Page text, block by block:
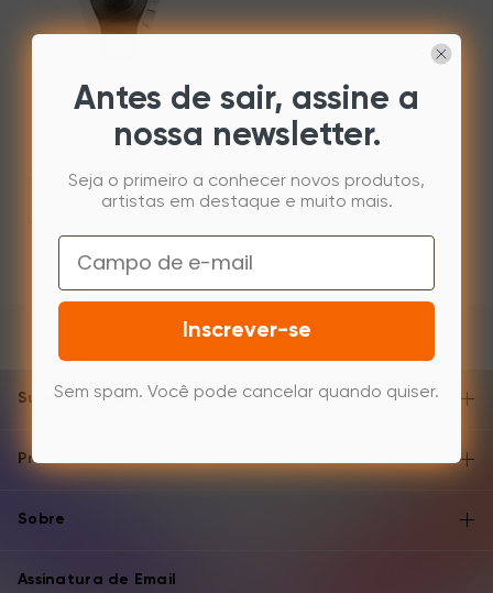
Pilot Pro Console de
Edição
Saber mais
Suporte e Ajuda
Produtos
Sobre
Assinatura de Email
Antes de sair, assine a
nossa newsletter.
Seja o primeiro a conhecer novos produtos,
artistas em destaque e muito mais.
Email
Inscrever-se
Sem spam. Você pode cancelar quando quiser.